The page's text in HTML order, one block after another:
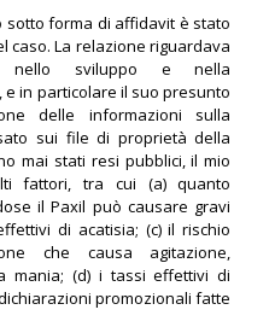
sotto forma di affidavit è stato
caso. La relazione riguardava
nello sviluppo e nella
e in particolare il suo presunto
delle informazioni sulla
sui file di proprietà della
mai stati resi pubblici, il mio
fattori, tra cui (a) quanto
il Paxil può causare gravi
di acatisia; (c) il rischio
che causa agitazione,
mania; (d) i tassi effettivi di
promozionali fatte